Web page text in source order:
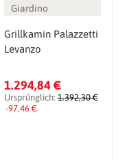
Giardino
Grillkamin Palazzetti
Levanzo
1.294,84 €
Ursprünglich:1.392,30 €
-97,46 €